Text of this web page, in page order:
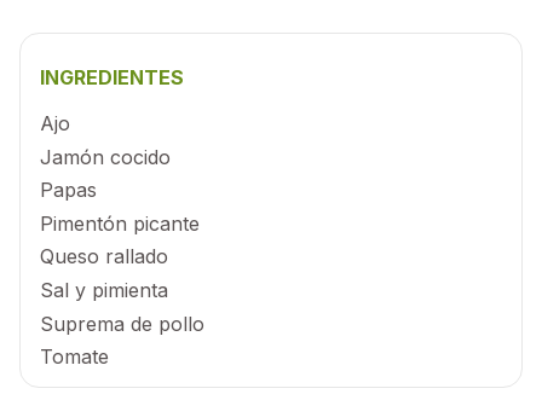
INGREDIENTES
Ajo
Jamón cocido
Papas
Pimentón picante
Queso rallado
Sal y pimienta
Suprema de pollo
Tomate